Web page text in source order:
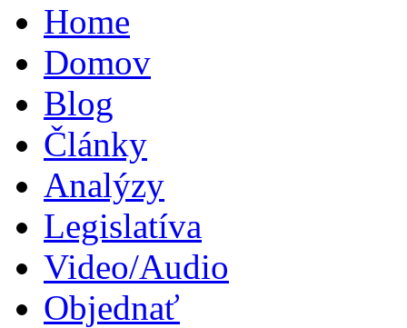
Home
Domov
Blog
Články
Analýzy
Legislatíva
Video/Audio
Objednať